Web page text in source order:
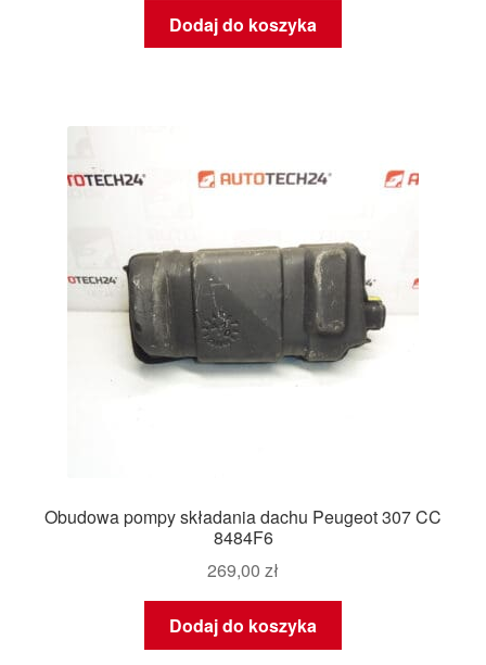
Dodaj do koszyka
Obudowa pompy składania dachu Peugeot 307 CC
8484F6
269,00 zł
Dodaj do koszyka